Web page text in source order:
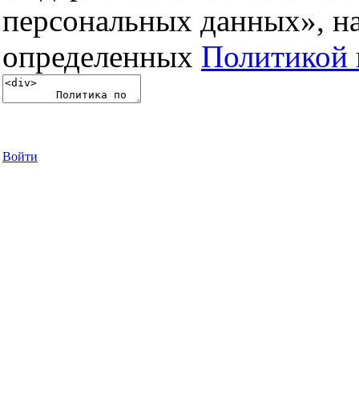
персональных данных»,
определенных Политикой
Войти